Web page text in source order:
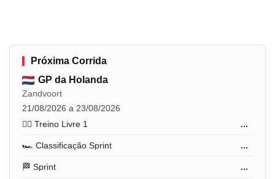
Próxima Corrida
GP da Holanda
Zandvoort
21/08/2026 a 23/08/2026
🏋️‍♂️ Treino Livre 1
...
🏎️ Classificação Sprint ...
🏁 Sprint ...